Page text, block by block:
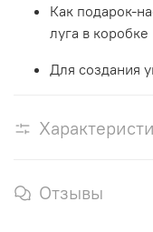
Как подарок-
луга в коробке
Для создания
Отзывы